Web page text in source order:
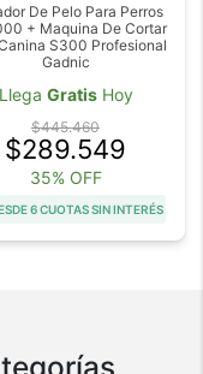
De Pelo Para Perros
+ Maquina De Cortar
S300 Profesional
Gadnic
Llega GratisHoy
$445.460
$289.549
35% OFF
6 CUOTAS SIN INTERÉS